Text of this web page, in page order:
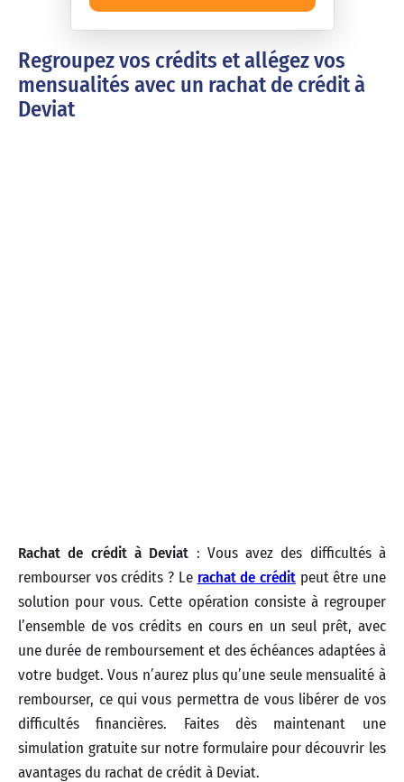
Regroupez vos crédits et allégez vos
mensualités avec un rachat de crédit à
Deviat
Rachat de crédit à Deviat : Vous avez des difficultés à
rembourser vos crédits ? Le rachat de créditpeut être une
solution pour vous. Cette opération consiste à regrouper
l’ensemble de vos crédits en cours en un seul prêt, avec
une durée de remboursement et des échéances adaptées à
votre budget. Vous n’aurez plus qu’une seule mensualité à
rembourser, ce qui vous permettra de vous libérer de vos
difficultés financières. Faites dès maintenant une
simulation gratuite sur notre formulaire pour découvrir les
avantages du rachat de crédit à Deviat.